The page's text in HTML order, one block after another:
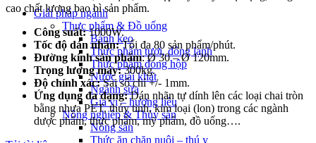
Giải pháp ngành
Thực phẩm & Đồ uống
Bánh kẹo
Thực phẩm tươi, đông lạnh
Thực phẩm đóng hộp
Nước giải khát
Ngành sữa
Gia vị – hương liệu
Nông nghiệp & Thủy sản
Nông sản
Thức ăn chăn nuôi – thú y
cao chất lượng bao bì sản phẩm.
Công suất:1000W.
Tốc độ dán nhãn:Tối đa 80 sản phẩm/phút.
Đường kính sản phẩm: Ø 30 – Ø 120mm.
Trọng lượng máy:300kg.
Độ chính xác:Sai số chỉ +/- 1mm.
Ứng dụng đa dạng:Dán nhãn tự dính lên các loại chai tròn
bằng nhựa PET, thủy tinh, kim loại (lon) trong các ngành
dược phẩm, thực phẩm, mỹ phẩm, đồ uống….